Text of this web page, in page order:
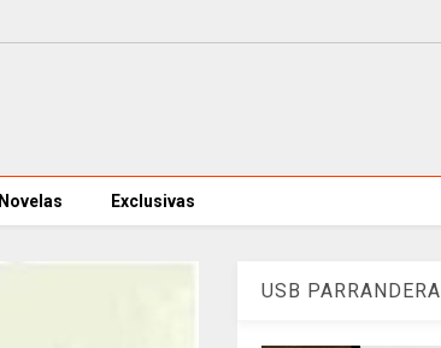
Novelas Exclusivas
USB PARRANDERA